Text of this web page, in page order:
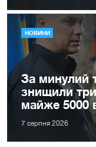
НОВИНИ
За минулий
знищили
майже 5000
7 серпня 2026